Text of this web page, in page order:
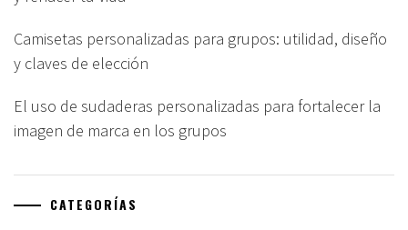
Camisetas personalizadas para grupos: utilidad, diseño
y claves de elección
El uso de sudaderas personalizadas para fortalecer la
imagen de marca en los grupos
CATEGORÍAS